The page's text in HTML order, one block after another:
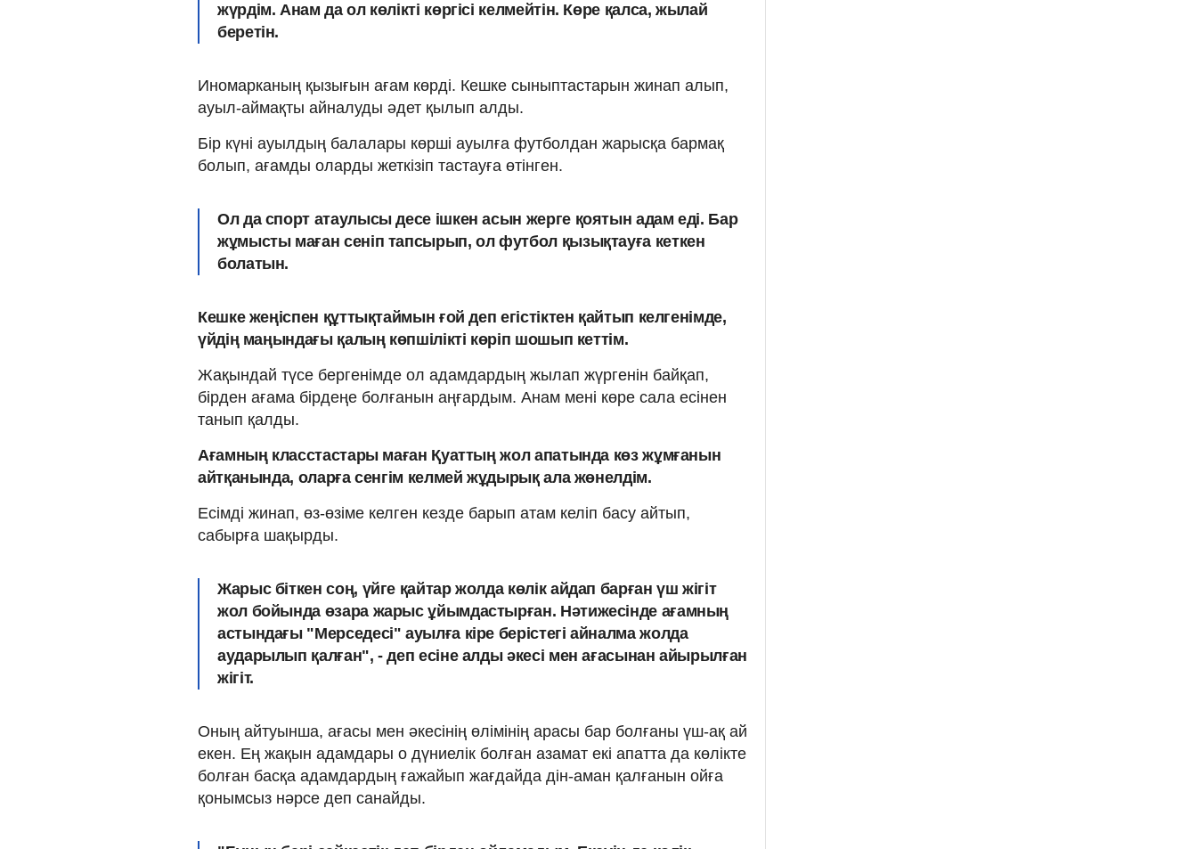
жүрдім. Анам да ол көлікті көргісі келмейтін. Көре қалса, жылай
беретін.
Иномарканың қызығын ағам көрді. Кешке сыныптастарын жинап алып,
ауыл-аймақты айналуды әдет қылып алды.
Бір күні ауылдың балалары көрші ауылға футболдан жарысқа бармақ
болып, ағамды оларды жеткізіп тастауға өтінген.
Ол да спорт атаулысы десе ішкен асын жерге қоятын адам еді. Бар
жұмысты маған сеніп тапсырып, ол футбол қызықтауға кеткен
болатын.
Кешке жеңіспен құттықтаймын ғой деп егістіктен қайтып келгенімде,
үйдің маңындағы қалың көпшілікті көріп шошып кеттім.
Жақындай түсе бергенімде ол адамдардың жылап жүргенін байқап,
бірден ағама бірдеңе болғанын аңғардым. Анам мені көре сала есінен
танып қалды.
Ағамның класстастары маған Қуаттың жол апатында көз жұмғанын
айтқанында, оларға сенгім келмей жұдырық ала жөнелдім.
Есімді жинап, өз-өзіме келген кезде барып атам келіп басу айтып,
сабырға шақырды.
Жарыс біткен соң, үйге қайтар жолда көлік айдап барған үш жігіт
жол бойында өзара жарыс ұйымдастырған. Нәтижесінде ағамның
астындағы "Мерседесі" ауылға кіре берістегі айналма жолда
аударылып қалған", - деп есіне алды әкесі мен ағасынан айырылған
жігіт.
Оның айтуынша, ағасы мен әкесінің өлімінің арасы бар болғаны үш-ақ ай
екен. Ең жақын адамдары о дүниелік болған азамат екі апатта да көлікте
болған басқа адамдардың ғажайып жағдайда дін-аман қалғанын ойға
қонымсыз нәрсе деп санайды.